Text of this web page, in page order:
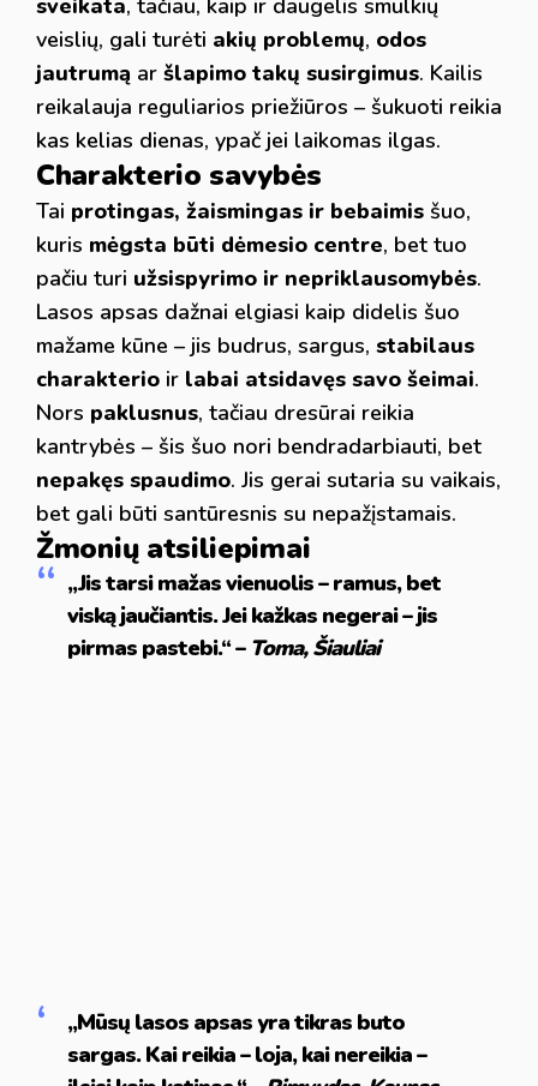
sveikata, tačiau, kaip ir daugelis smulkių
veislių, gali turėti akių problemų, odos
jautrumą ar šlapimo takų susirgimus. Kailis
reikalauja reguliarios priežiūros – šukuoti reikia
kas kelias dienas, ypač jei laikomas ilgas.
Charakterio savybės
Tai protingas, žaismingas ir bebaimis šuo,
kuris mėgsta būti dėmesio centre, bet tuo
pačiu turi užsispyrimo ir nepriklausomybės.
Lasos apsas dažnai elgiasi kaip didelis šuo
mažame kūne – jis budrus, sargus, stabilaus
charakterio ir labai atsidavęs savo šeimai.
Nors paklusnus, tačiau dresūrai reikia
kantrybės – šis šuo nori bendradarbiauti, bet
nepakęs spaudimo. Jis gerai sutaria su vaikais,
bet gali būti santūresnis su nepažįstamais.
Žmonių atsiliepimai
„Jis tarsi mažas vienuolis – ramus, bet
viską jaučiantis. Jei kažkas negerai – jis
pirmas pastebi.“ – Toma, Šiauliai
„Mūsų lasos apsas yra tikras buto
sargas. Kai reikia – loja, kai nereikia –